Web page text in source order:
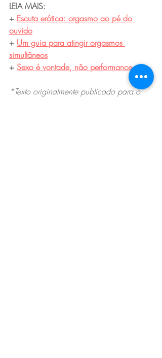
LEIA MAIS:
+ Escuta erótica: orgasmo ao pé do
ouvido
+ Um guia para atingir orgasmos
simultâneos
+ Sexo é vontade, não performance
*Texto originalmente publicado para o